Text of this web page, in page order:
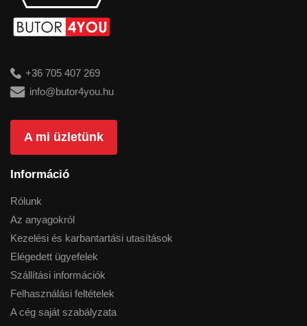
+36 705 407 269
info@butor4you.hu
A mi üzletünk
Információ
Rólunk
Az anyagokról
Kezelési és karbantartási utasítások
Elégedett ügyefelek
Szállítási információk
Felhasználási feltételek
A cég saját szabályzata